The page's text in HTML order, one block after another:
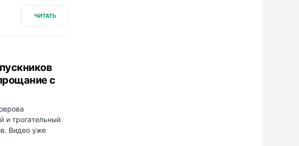
ЧИТАТЬ
с
и трогательный
Видео уже